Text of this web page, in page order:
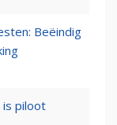
Beëindig
is piloot